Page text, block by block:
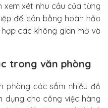
xem xét nhu cầu của từng
để cân bằng hoàn hảo
các không gian mở và
trong văn phòng
phòng các sắm nhiều đồ
dụng cho công việc hàng